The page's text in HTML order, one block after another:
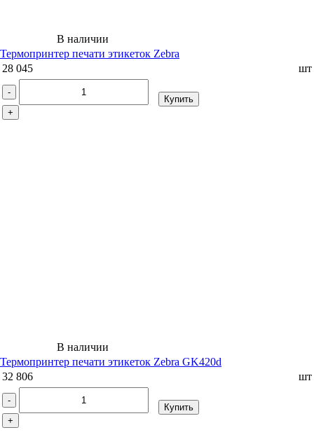
В наличии
Термопринтер печати этикеток Zebra
28 045
шт
-
+
Купить
В наличии
Термопринтер печати этикеток Zebra GK420d
32 806
шт
-
+
Купить